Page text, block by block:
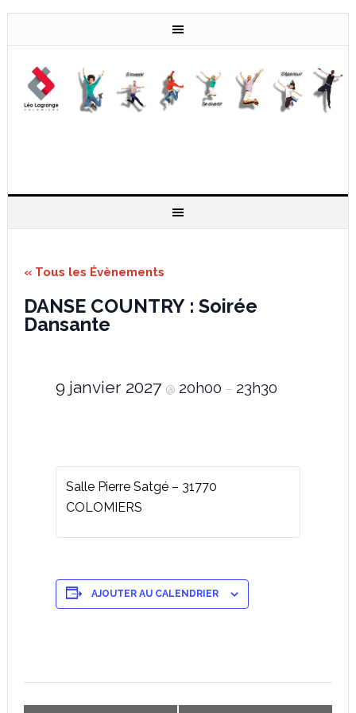
« Tous les Évènements
DANSE COUNTRY : Soirée
Dansante
9 janvier 2027 @ 20h00 – 23h30
Salle Pierre Satgé – 31770
COLOMIERS
AJOUTER AU CALENDRIER